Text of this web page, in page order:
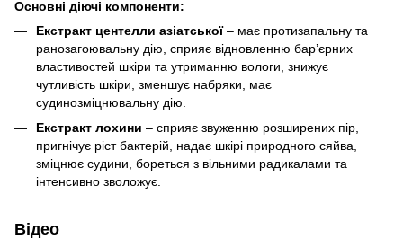
Основні діючі компоненти:
Екстракт центелли азіатської– має протизапальну та
ранозагоювальну дію, сприяє відновленню бар’єрних
властивостей шкіри та утриманню вологи, знижує
чутливість шкіри, зменшує набряки, має
судинозміцнювальну дію.
Екстракт лохини – сприяє звуженню розширених пір,
пригнічує ріст бактерій, надає шкірі природного сяйва,
зміцнює судини, бореться з вільними радикалами та
інтенсивно зволожує.
Відео